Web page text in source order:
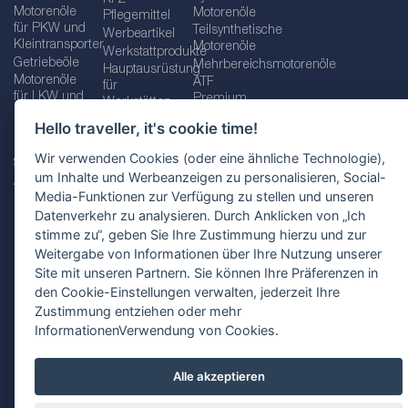
Hello traveller, it's cookie time!
Wir verwenden Cookies (oder eine ähnliche Technologie),
um Inhalte und Werbeanzeigen zu personalisieren, Social-
Media-Funktionen zur Verfügung zu stellen und unseren
Datenverkehr zu analysieren. Durch Anklicken von „Ich
stimme zu“, geben Sie Ihre Zustimmung hierzu und zur
Weitergabe von Informationen über Ihre Nutzung unserer
Site mit unseren Partnern. Sie können Ihre Präferenzen in
den Cookie-Einstellungen verwalten, jederzeit Ihre
Zustimmung entziehen oder mehr
InformationenVerwendung von Cookies.
Alle akzeptieren
Motorenöle
für PKW und
Kleintransporter
Getriebeöle
Motorenöle
für LKW und
Betriebs-
Serviceflüssigkeiten
Additive
Fette
Pflegemittel
Werbeartikel
Werkstattprodukte
Hauptausrüstung
für
Werkstätten
Schraubenschlüssel
und
Schraubenschlüsselsätze
Zusätzliche
Werkzeuge
für
Werkstätten
Motorenöle
Teilsynthetische
Motorenöle
Mehrbereichsmotorenöle
ATF
Premium
Öle für
Getriebeöle
Impressum AGB
Datenschutzbestimmungen Standortauswahl